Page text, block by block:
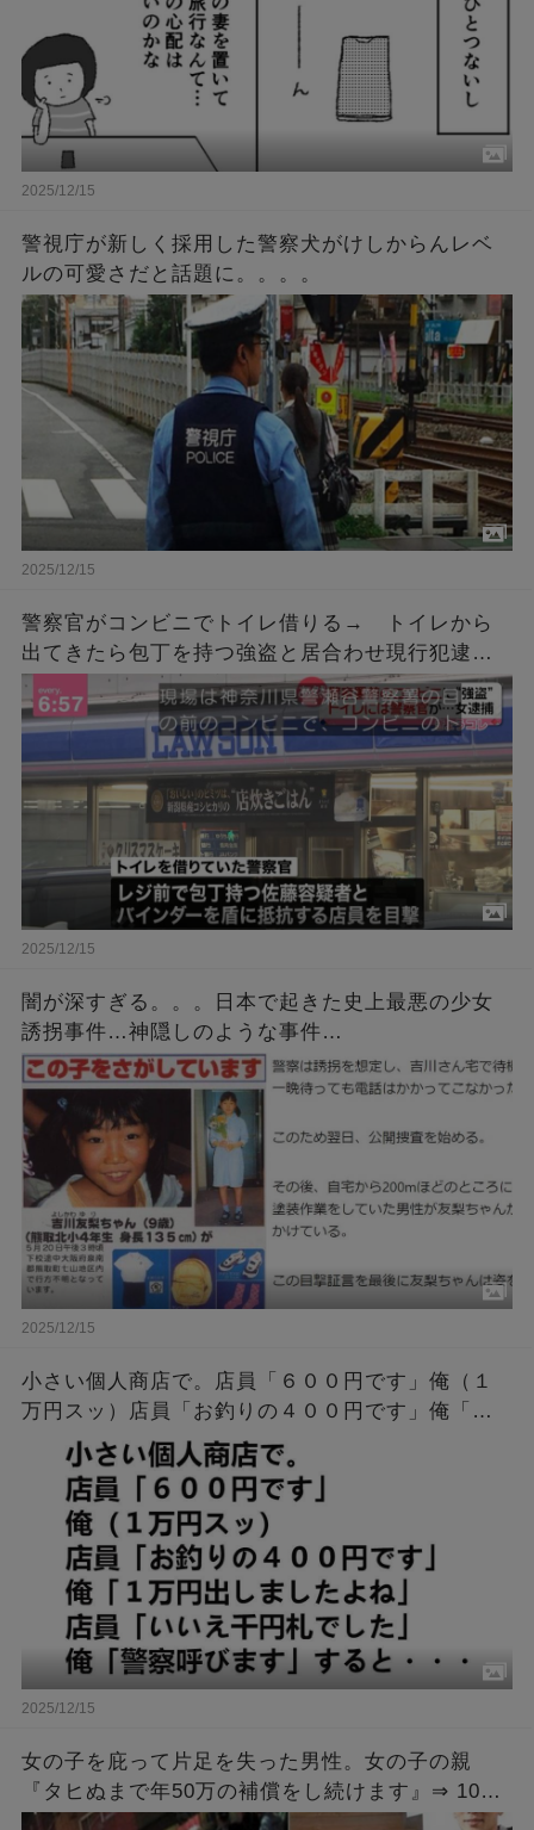
2025/12/15
警視庁が新しく採用した警察犬がけしからんレベ
ルの可愛さだと話題に。。。。
2025/12/15
警察官がコンビニでトイレ借りる→ トイレから
出てきたら包丁を持つ強盗と居合わせ現行犯逮捕
「こんなん笑うわ」「間が悪すぎる」
2025/12/15
闇が深すぎる。。。日本で起きた史上最悪の少女
誘拐事件…神隠しのような事件…
2025/12/15
小さい個人商店で。店員「６００円です」俺（１
万円スッ）店員「お釣りの４００円です」俺「１
万円出しましたよね」店員「いいえ千円札でし
た」俺「警察呼びます」すると・・・
2025/12/15
女の子を庇って片足を失った男性。女の子の親
『タヒぬまで年50万の補償をし続けます』⇒ 10年
後、その女の子が結婚すると聞いた男性は・・・